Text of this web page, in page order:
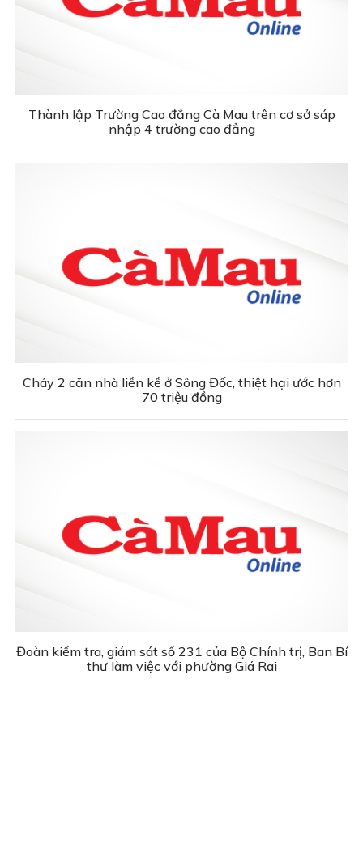
Thành lập Trường Cao đẳng Cà Mau trên cơ sở sáp
nhập 4 trường cao đẳng
Cháy 2 căn nhà liền kề ở Sông Đốc, thiệt hại ước hơn
70 triệu đồng
Đoàn kiểm tra, giám sát số 231 của Bộ Chính trị, Ban Bí
thư làm việc với phường Giá Rai